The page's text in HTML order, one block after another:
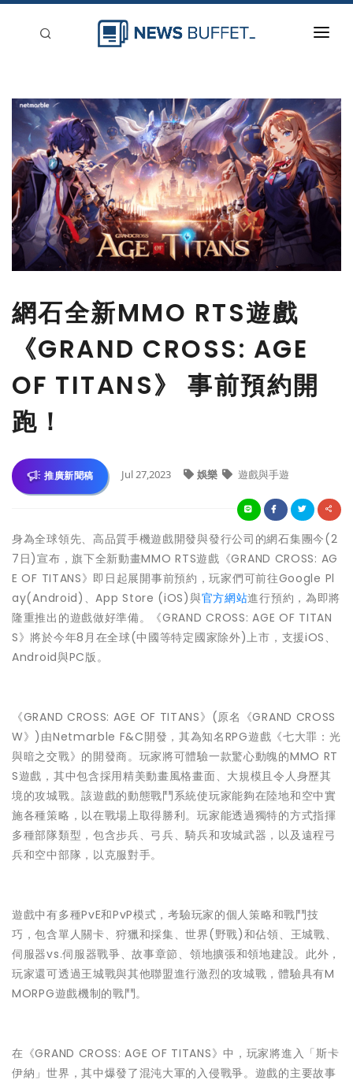
新聞稿分類
登入
刊登
網石全新MMO RTS遊戲
《GRAND CROSS: AGE
OF TITANS》 事前預約開
跑！
推廣新聞稿 Jul 27,2023 娛樂 遊戲與手遊
身為全球領先、高品質手機遊戲開發與發行公司的網石集團今(2
7日)宣布，旗下全新動畫MMO RTS遊戲《GRAND CROSS: AG
E OF TITANS》即日起展開事前預約，玩家們可前往Google Pl
ay(Android)、App Store (iOS)與官方網站進行預約，為即將
隆重推出的遊戲做好準備。《GRAND CROSS: AGE OF TITAN
S》將於今年8月在全球(中國等特定國家除外)上市，支援iOS、
Android與PC版。
《GRAND CROSS: AGE OF TITANS》(原名《GRAND CROSS
W》)由Netmarble F&C開發，其為知名RPG遊戲《七大罪：光
與暗之交戰》的開發商。玩家將可體驗一款驚心動魄的MMO RT
S遊戲，其中包含採用精美動畫風格畫面、大規模且令人身歷其
境的攻城戰。該遊戲的動態戰鬥系統使玩家能夠在陸地和空中實
施各種策略，以在戰場上取得勝利。玩家能透過獨特的方式指揮
多種部隊類型，包含步兵、弓兵、騎兵和攻城武器，以及遠程弓
兵和空中部隊，以克服對手。
遊戲中有多種PvE和PvP模式，考驗玩家的個人策略和戰鬥技
巧，包含單人關卡、狩獵和採集、世界(野戰)和佔領、王城戰、
伺服器vs.伺服器戰爭、故事章節、領地擴張和領地建設。此外，
玩家還可透過王城戰與其他聯盟進行激烈的攻城戰，體驗具有M
MORPG遊戲機制的戰鬥。
在《GRAND CROSS: AGE OF TITANS》中，玩家將進入「斯卡
伊納」世界，其中爆發了混沌大軍的入侵戰爭。遊戲的主要故事